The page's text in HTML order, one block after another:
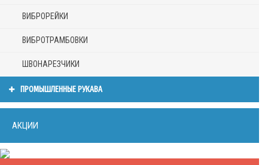
ВИБРОРЕЙКИ
ВИБРОТРАМБОВКИ
ШВОНАРЕЗЧИКИ
ПРОМЫШЛЕННЫЕ РУКАВА
АКЦИИ